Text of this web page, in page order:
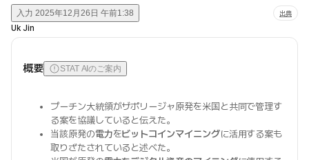
入力 2025年12月26日 午前1:38 出典
Uk Jin
概要 STAT AIのご案内
プーチン大統領がザポリージャ原発を米国と共同で管理す
る案を協議していると伝えた。
当該原発の電力をビットコインマイニングに活用する案も
取りざたされていると述べた。